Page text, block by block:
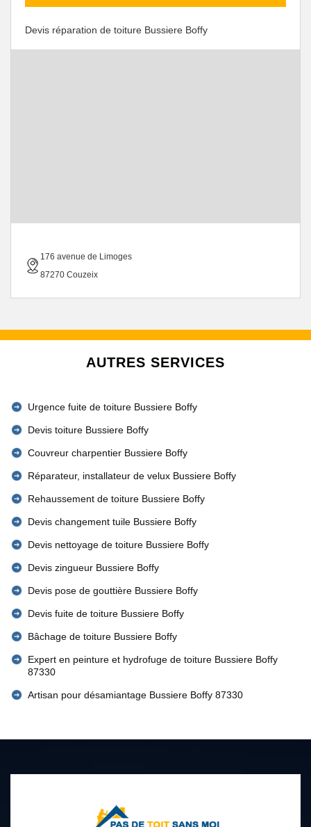
Devis réparation de toiture Bussiere Boffy
176 avenue de Limoges
87270 Couzeix
AUTRES SERVICES
Urgence fuite de toiture Bussiere Boffy
Devis toiture Bussiere Boffy
Couvreur charpentier Bussiere Boffy
Réparateur, installateur de velux Bussiere Boffy
Rehaussement de toiture Bussiere Boffy
Devis changement tuile Bussiere Boffy
Devis nettoyage de toiture Bussiere Boffy
Devis zingueur Bussiere Boffy
Devis pose de gouttière Bussiere Boffy
Devis fuite de toiture Bussiere Boffy
Bâchage de toiture Bussiere Boffy
Expert en peinture et hydrofuge de toiture Bussiere Boffy
87330
Artisan pour désamiantage Bussiere Boffy 87330